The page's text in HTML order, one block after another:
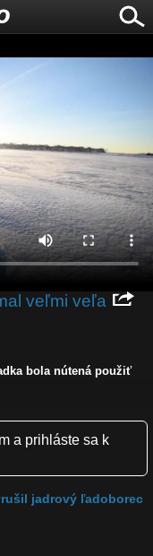
veľmi veľa
bola nútená použiť
usa
a prihláste sa k
jadrový ľadoborec